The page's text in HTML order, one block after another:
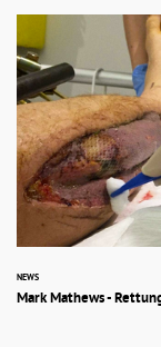
NEWS
Mark Mathews -